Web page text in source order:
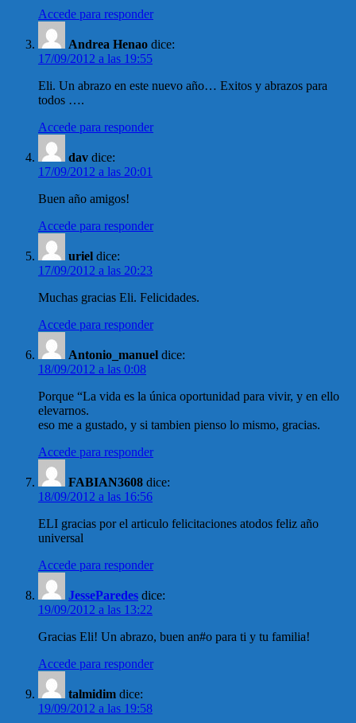
Accede para responder
Andrea Henao dice:
17/09/2012 a las 19:55
Eli. Un abrazo en este nuevo año… Exitos y abrazos para
todos ….
Accede para responder
dav dice:
17/09/2012 a las 20:01
Buen año amigos!
Accede para responder
uriel dice:
17/09/2012 a las 20:23
Muchas gracias Eli. Felicidades.
Accede para responder
Antonio_manuel dice:
18/09/2012 a las 0:08
Porque “La vida es la única oportunidad para vivir, y en ello
elevarnos.
eso me a gustado, y si tambien pienso lo mismo, gracias.
Accede para responder
FABIAN3608 dice:
18/09/2012 a las 16:56
ELI gracias por el articulo felicitaciones atodos feliz año
universal
Accede para responder
JesseParedes dice:
19/09/2012 a las 13:22
Gracias Eli! Un abrazo, buen an#o para ti y tu familia!
Accede para responder
talmidim dice:
19/09/2012 a las 19:58